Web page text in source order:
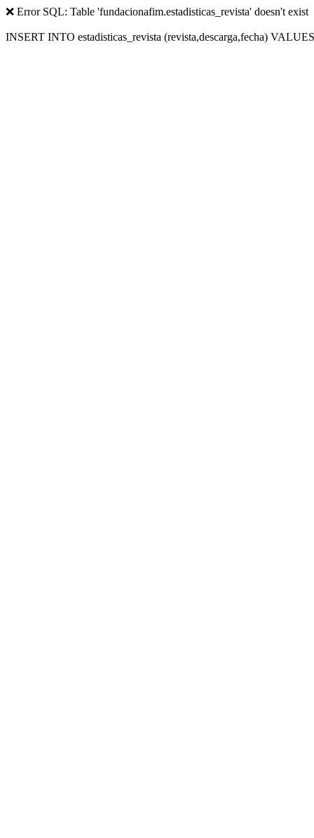
❌ Error SQL: Table 'fundacionafim.estadisticas_revista' doesn't exist
INSERT INTO estadisticas_revista (revista,descarga,fecha)